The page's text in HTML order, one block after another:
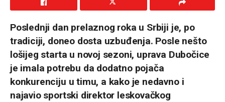
Poslednji dan prelaznog roka u Srbiji je, po
tradiciji, doneo dosta uzbuđenja. Posle nešto
lošijeg starta u novoj sezoni, uprava Dubočice
je imala potrebu da dodatno pojača
konkurenciju u timu, a kako je nedavno i
najavio sportski direktor leskovačkog